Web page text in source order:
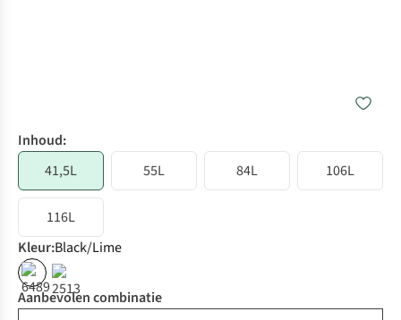
Inhoud:
41,5L
55L 84L 106L
116L
Kleur:Black/Lime
Aanbevolen combinatie